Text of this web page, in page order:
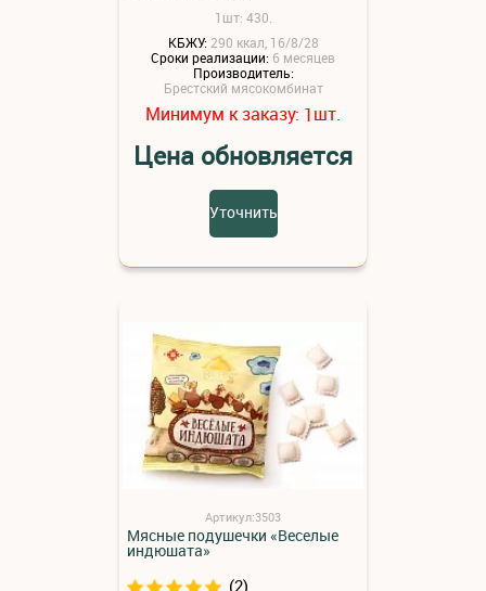
1шт: 430.
КБЖУ: 290 ккал, 16/8/28
Сроки реализации: 6 месяцев
Производитель:
Брестский мясокомбинат
Минимум к заказу: 1шт.
Цена обновляется
Уточнить
Артикул:3503
Мясные подушечки «Веселые
индюшата»
(2)